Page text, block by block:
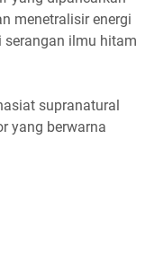
menetralisir energi
serangan ilmu hitam
supranatural
yang berwarna